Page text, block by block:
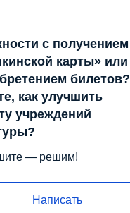
с получением
карты» или
билетов?
как улучшить
учреждений
— решим!
Написать